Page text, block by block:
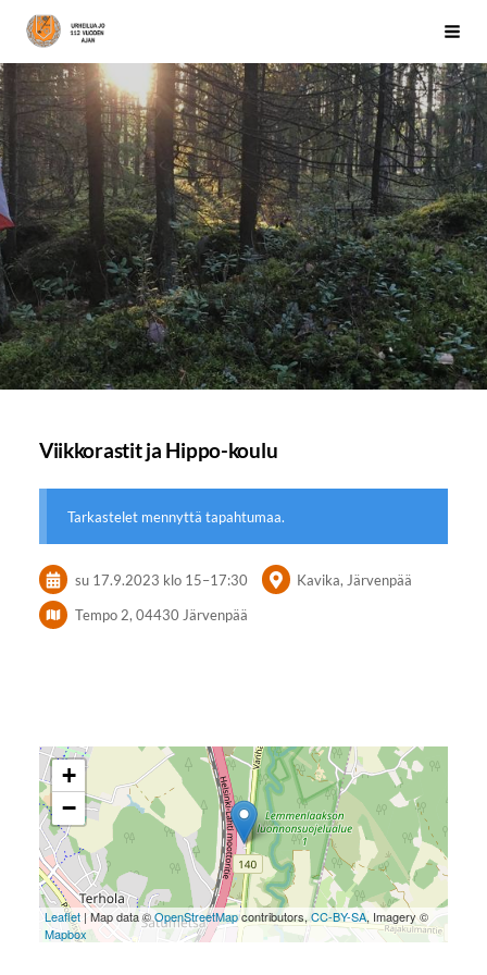
Siirry
sivun
sisältöön
Järvenpään Palo
Viikkorastit ja Hippo-koulu
Tarkastelet mennyttä tapahtumaa.
su 17.9.2023 klo 15–17:30 Kavika, Järvenpää
Tempo 2, 04430 Järvenpää
+
−
Leaflet| Map data ©OpenStreetMapcontributors,CC-BY-SA, Imagery ©
Mapbox